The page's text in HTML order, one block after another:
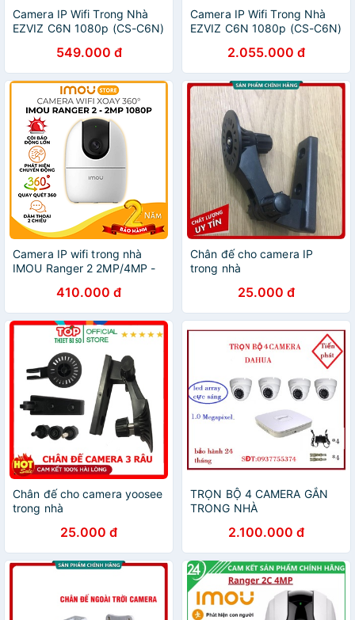
Camera IP Wifi Trong Nhà
EZVIZ C6N 1080p (CS-C6N)
549.000 đ
Camera IP Wifi Trong Nhà
EZVIZ C6N 1080p (CS-C6N)
2.055.000 đ
Camera IP wifi trong nhà
IMOU Ranger 2 2MP/4MP -
410.000 đ
Chân đế cho camera IP
trong nhà
25.000 đ
Chân đế cho camera yoosee
trong nhà
25.000 đ
TRỌN BỘ 4 CAMERA GẮN
TRONG NHÀ
2.100.000 đ